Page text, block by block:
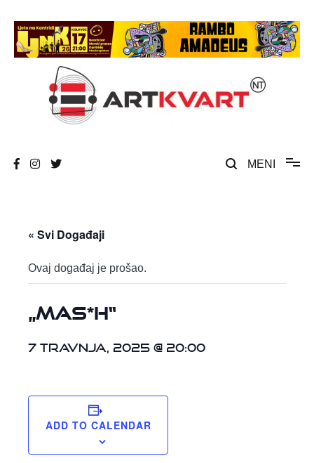
content
MENI
« Svi Događaji
Ovaj događaj je prošao.
„MAS*H“
7 travnja, 2025 @ 20:00
ADD TO CALENDAR